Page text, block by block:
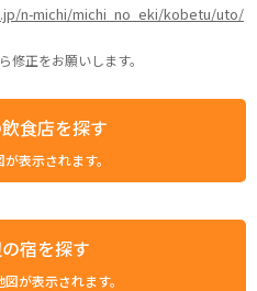
n-michi/michi_no_eki/kobetu/uto/
修正をお願いします。
食店を探す
表示されます。
宿を探す
が表示されます。